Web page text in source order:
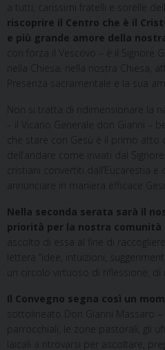
a tutti, carissimi fratelli e sorelle
riscoprire il Centro che è il
e più grande amore della
con forza il Vescovo – è il Signore
nella Chiesa, nella nostra Chiesa,
Presenza sacramentale e la sua
Non si tratta di ridimensionare la
– il Vicario Generale don Gianni –
che stare con Gesù è il primo atto
dell’andare come inviati dal
cristiani convertiti dall’Eucarestia e
annunciare in maniera efficace
Nella seconda serata sarà il
priorità per la nostra comunità
ascolto di essa al fine di
lettera “idee, intuizioni,
un circolo virtuoso di riflessione, di
Il Convegno segna così un
sottolineato Don Gianni Massaro
parrocchiali, le zone pastorali, gli
laicali a ritrovarsi per ascoltare,